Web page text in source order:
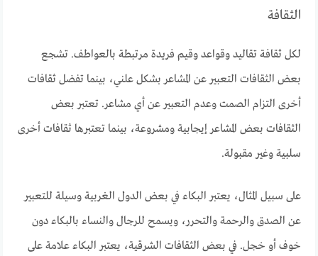
الثقافة
لكل ثقافة تقاليد وقواعد وقيم فريدة مرتبطة بالعواطف. تشجع
بعض الثقافات التعبير عن المشاعر بشكل علني، بينما تفضل ثقافات
أخرى التزام الصمت وعدم التعبير عن أي مشاعر. تعتبر بعض
الثقافات بعض المشاعر إيجابية ومشروعة، بينما تعتبرها ثقافات أخرى
سلبية وغير مقبولة.
على سبيل المثال، يعتبر البكاء في بعض الدول الغربية وسيلة للتعبير
عن الصدق والرحمة والتحرر، ويسمح للرجال والنساء بالبكاء دون
خوف أو خجل. في بعض الثقافات الشرقية، يعتبر البكاء علامة على